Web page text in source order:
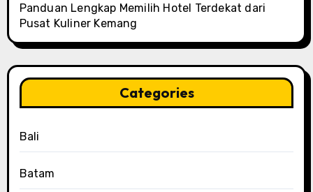
Panduan Lengkap Memilih Hotel Terdekat dari
Pusat Kuliner Kemang
Categories
Bali
Batam